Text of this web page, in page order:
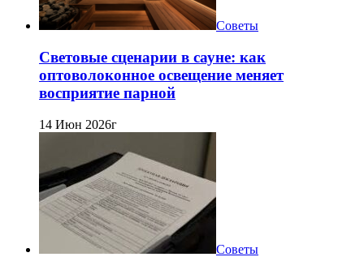
Советы
Световые сценарии в сауне: как
оптоволоконное освещение меняет
восприятие парной
14 Июн 2026г
Советы